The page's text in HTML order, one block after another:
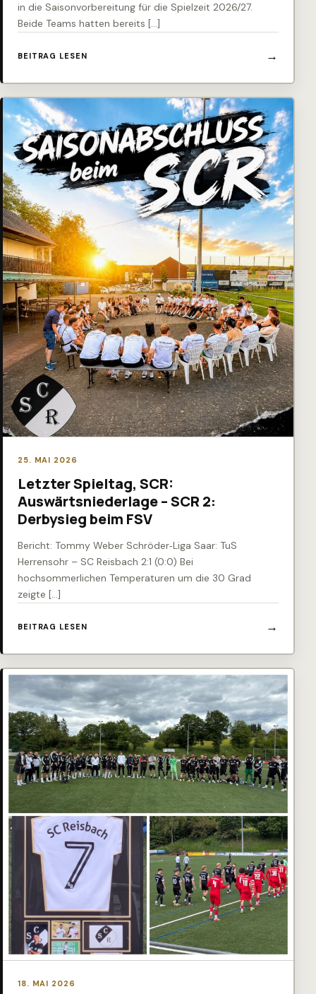
in die Saisonvorbereitung für die Spielzeit 2026/27.
Beide Teams hatten bereits […]
BEITRAG LESEN
25. MAI 2026
Letzter Spieltag, SCR:
Auswärtsniederlage – SCR 2:
Derbysieg beim FSV
Bericht: Tommy Weber Schröder‑Liga Saar: TuS
Herrensohr – SC Reisbach 2:1 (0:0) Bei
hochsommerlichen Temperaturen um die 30 Grad
zeigte […]
BEITRAG LESEN
18. MAI 2026